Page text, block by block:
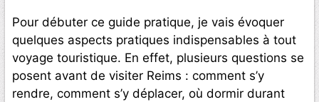
Pour débuter ce guide pratique, je vais évoquer
quelques aspects pratiques indispensables à tout
voyage touristique. En effet, plusieurs questions se
posent avant de visiter Reims : comment s’y
rendre, comment s’y déplacer, où dormir durant